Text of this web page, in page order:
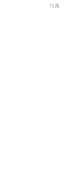
特集